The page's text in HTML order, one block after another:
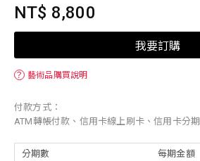
NT$ 8,800
我要訂購
？ 藝術品購買說明
付款方式：
ATM轉帳付款、信用卡線上刷卡、信用卡分期
分期數 每期金額